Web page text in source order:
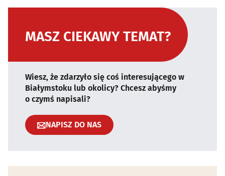
MASZ CIEKAWY TEMAT?
Wiesz, że zdarzyło się coś interesującego w
Białymstoku lub okolicy? Chcesz abyśmy
o czymś napisali?
NAPISZ DO NAS